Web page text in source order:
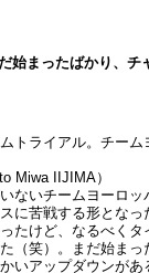
まったばかり、チ
トライアル。チー
Miwa IIJIMA）
ないチームヨーロ
に苦戦する形とな
たけど、なるべく
（笑）。まだ始ま
いアップダウンが